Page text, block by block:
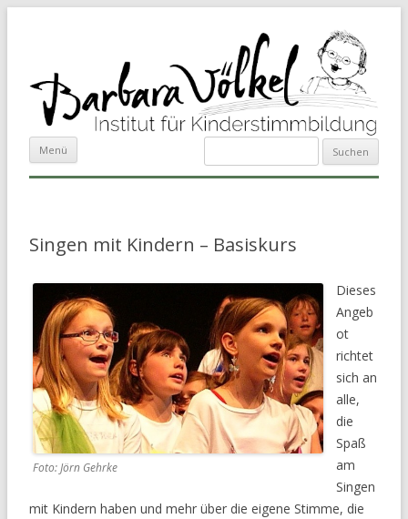
Menü Zum Inhalt springen Suchen
Singen mit Kindern – Basiskurs
Foto: Jörn Gehrke
Dieses
Angeb
ot
richtet
sich an
alle,
die
Spaß
am
Singen
mit Kindern haben und mehr über die eigene Stimme, die